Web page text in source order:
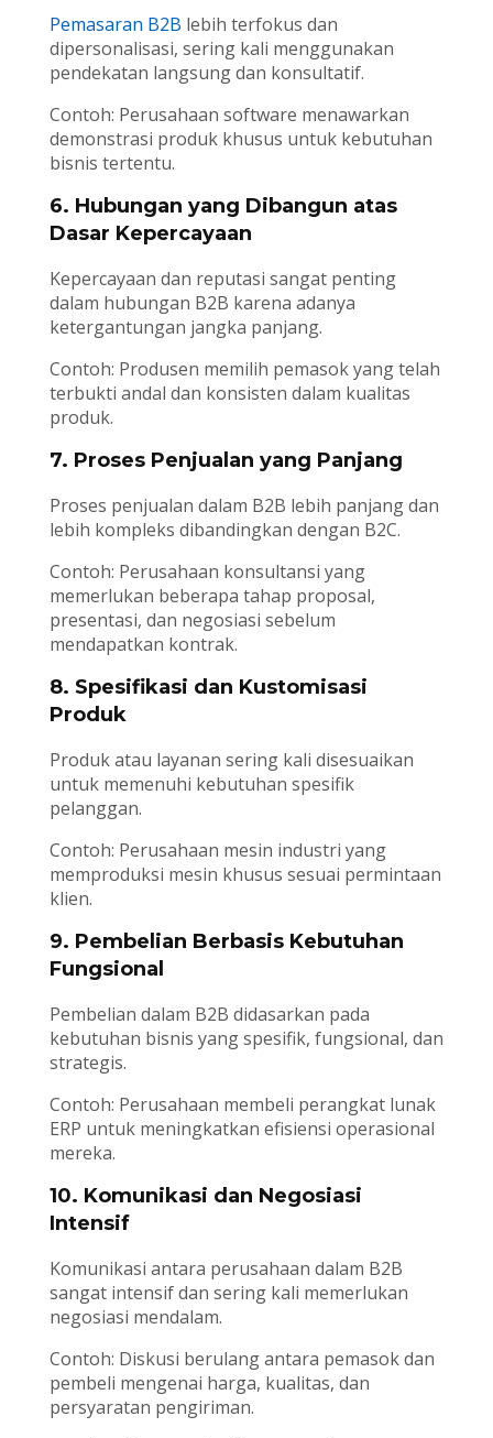
Pemasaran B2B lebih terfokus dan
dipersonalisasi, sering kali menggunakan
pendekatan langsung dan konsultatif.
Contoh: Perusahaan software menawarkan
demonstrasi produk khusus untuk kebutuhan
bisnis tertentu.
6. Hubungan yang Dibangun atas
Dasar Kepercayaan
Kepercayaan dan reputasi sangat penting
dalam hubungan B2B karena adanya
ketergantungan jangka panjang.
Contoh: Produsen memilih pemasok yang telah
terbukti andal dan konsisten dalam kualitas
produk.
7. Proses Penjualan yang Panjang
Proses penjualan dalam B2B lebih panjang dan
lebih kompleks dibandingkan dengan B2C.
Contoh: Perusahaan konsultansi yang
memerlukan beberapa tahap proposal,
presentasi, dan negosiasi sebelum
mendapatkan kontrak.
8. Spesifikasi dan Kustomisasi
Produk
Produk atau layanan sering kali disesuaikan
untuk memenuhi kebutuhan spesifik
pelanggan.
Contoh: Perusahaan mesin industri yang
memproduksi mesin khusus sesuai permintaan
klien.
9. Pembelian Berbasis Kebutuhan
Fungsional
Pembelian dalam B2B didasarkan pada
kebutuhan bisnis yang spesifik, fungsional, dan
strategis.
Contoh: Perusahaan membeli perangkat lunak
ERP untuk meningkatkan efisiensi operasional
mereka.
10. Komunikasi dan Negosiasi
Intensif
Komunikasi antara perusahaan dalam B2B
sangat intensif dan sering kali memerlukan
negosiasi mendalam.
Contoh: Diskusi berulang antara pemasok dan
pembeli mengenai harga, kualitas, dan
persyaratan pengiriman.